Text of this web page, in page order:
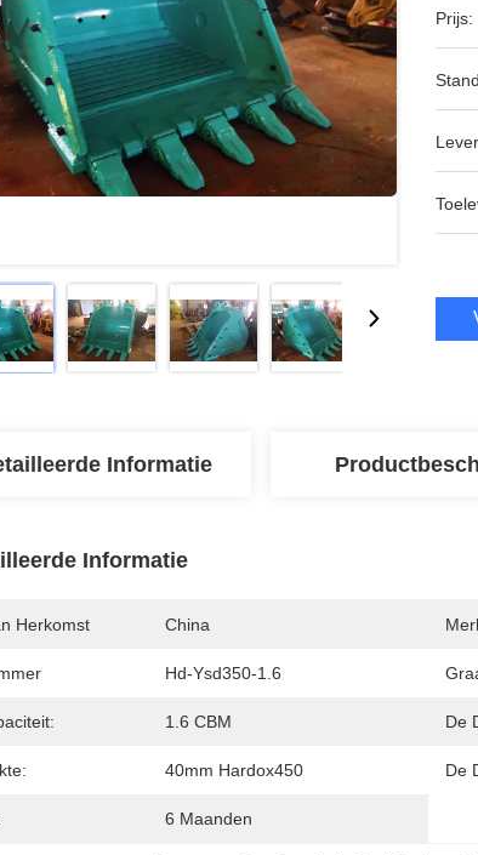
Prijs:
Informatie
Informatie
Herkomst China
Hd-Ysd350-1.6
1.6 CBM De
40mm Hardox450 De
6 Maanden